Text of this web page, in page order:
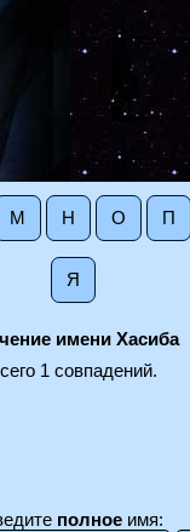
М Н О П
Я
имени Хасиба
1 совпадений.
полное имя: